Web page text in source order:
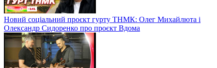
Новий соціальний проєкт гурту ТНМК: Олег Михайлюта і
Олександр Сидоренко про проєкт Вдома